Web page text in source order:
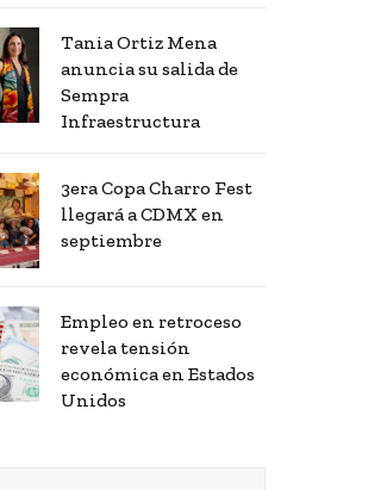
Tania Ortiz Mena
anuncia su salida de
Sempra
Infraestructura
3era Copa Charro Fest
llegará a CDMX en
septiembre
Empleo en retroceso
revela tensión
económica en Estados
Unidos